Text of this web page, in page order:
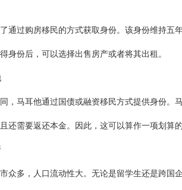
通过购房移民的方式获取身份。该身份维持五
身份后，可以选择出售房产或者将其出租。
，马耳他通过国债或融资移民方式提供身份。
还需要返还本金。因此，这可以算作一项划算的
众多，人口流动性大。无论是留学生还是跨国